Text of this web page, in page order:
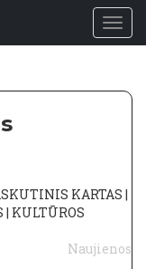
KARTAS |
KULTŪROS
Naujienos